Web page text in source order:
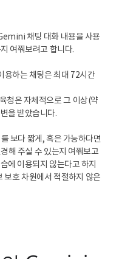
채팅 대화 내용을 사용
여쭤보려고 합니다.
용하는 채팅은 최대 72시간
청은 자체적으로 그 이상(약
을 받았습니다.
보다 짧게, 혹은 가능하다면
해 주실 수 있는지 여쭤보고
에 이용되지 않는다고 하지
보호 차원에서 적절하지 않은